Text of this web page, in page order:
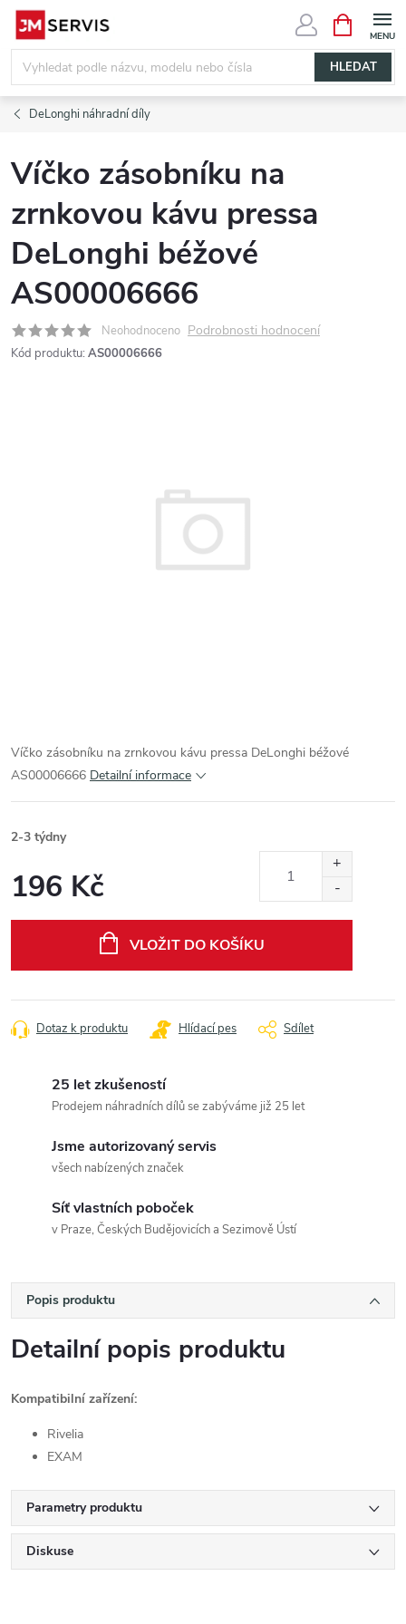
Přejít
obsah
HLEDAT
NÁKUPNÍ
KOŠÍK
DeLonghi náhradní díly
Víčko zásobníku na
zrnkovou kávu pressa
DeLonghi béžové
AS00006666
Neohodnoceno Podrobnosti hodnocení
Kód produktu: AS00006666
Víčko zásobníku na zrnkovou kávu pressa DeLonghi béžové
AS00006666 Detailní informace
2-3 týdny
196 Kč
VLOŽIT DO KOŠÍKU
Dotaz k produktu Hlídací pes Sdílet
25 let zkušeností
Prodejem náhradních dílů se zabýváme již 25 let
Jsme autorizovaný servis
všech nabízených značek
Síť vlastních poboček
v Praze, Českých Budějovicích a Sezimově Ústí
Popis produktu
Detailní popis produktu
Kompatibilní zařízení:
Rivelia
EXAM
Parametry produktu
Diskuse